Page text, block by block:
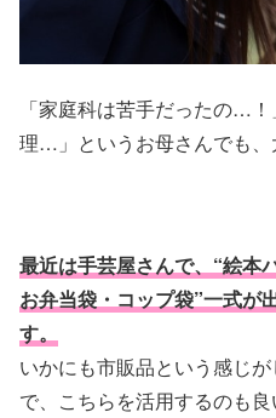
「家庭科は苦手だったの…
理…」というお母さんでも、
最近は手芸屋さんで、“絵本
お弁当袋・コップ袋”一式が
す。
いかにも市販品という感じ
で、こちらを活用するのも良